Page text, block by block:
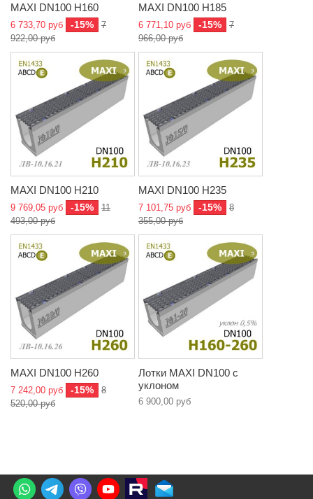
MAXI DN100 H160
6 733,70 руб -15%
7
922,00 руб
MAXI DN100 H185
6 771,10 руб -15%
7
966,00 руб
MAXI DN100 H210
9 769,05 руб -15%
11
493,00 руб
MAXI DN100 H235
7 101,75 руб -15%
8
355,00 руб
MAXI DN100 H260
7 242,00 руб -15%
8
520,00 руб
Лотки MAXI DN100 с
уклоном
6 900,00 руб